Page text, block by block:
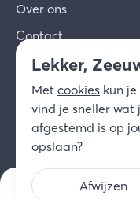
Bekijk openingstijden
Over ons
Contact
© 2026 allyourz b.v.
Privacy
Cookies
Lekker,
Met cookies kun
vind je sneller wat
afgestemd is op
opslaan?
Afwijzen